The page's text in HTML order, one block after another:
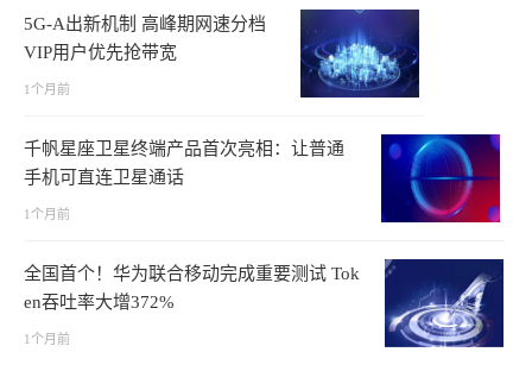
5G-A出新机制 高峰期网速分档
VIP用户优先抢带宽
1个月前
千帆星座卫星终端产品首次亮相：让普通
手机可直连卫星通话
1个月前
全国首个！华为联合移动完成重要测试 Tok
en吞吐率大增372%
1个月前